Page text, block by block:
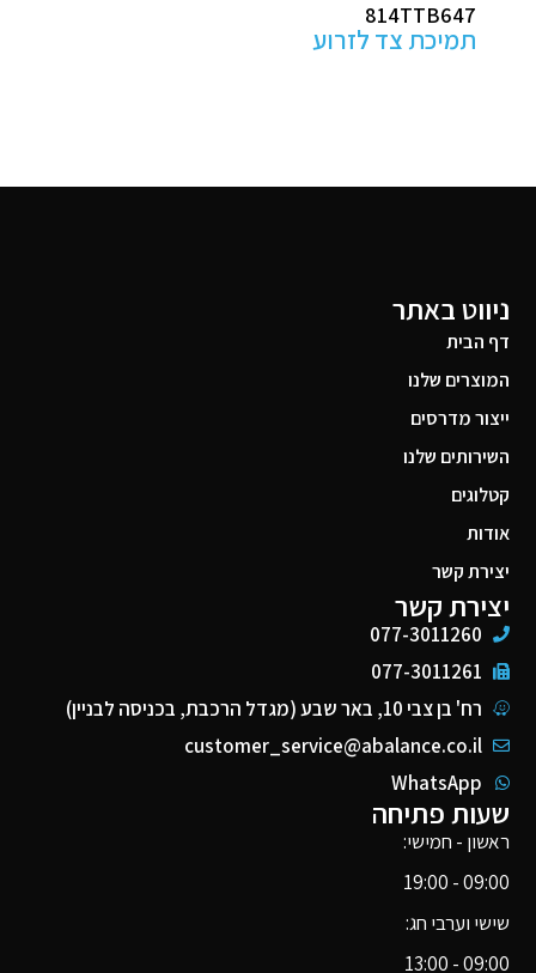
814TTB647
תמיכת צד לזרוע
ניווט באתר
דף הבית
המוצרים שלנו
ייצור מדרסים
השירותים שלנו
קטלוגים
אודות
יצירת קשר
יצירת קשר
077-3011260
077-3011261
רח' בן צבי 10, באר שבע (מגדל הרכבת, בכניסה לבניין)
customer_service@abalance.co.il
WhatsApp
שעות פתיחה
ראשון - חמישי:
09:00 - 19:00
שישי וערבי חג:
09:00 - 13:00